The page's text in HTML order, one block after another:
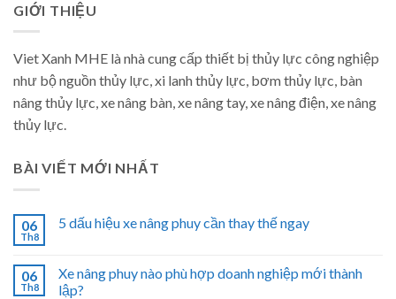
GIỚI THIỆU
Viet Xanh MHE là nhà cung cấp thiết bị thủy lực công nghiệp
như bộ nguồn thủy lực, xi lanh thủy lực, bơm thủy lực, bàn
nâng thủy lực, xe nâng bàn, xe nâng tay, xe nâng điện, xe nâng
thủy lực.
BÀI VIẾT MỚI NHẤT
06
Th8
5 dấu hiệu xe nâng phuy cần thay thế ngay
06
Th8
Xe nâng phuy nào phù hợp doanh nghiệp mới thành
lập?